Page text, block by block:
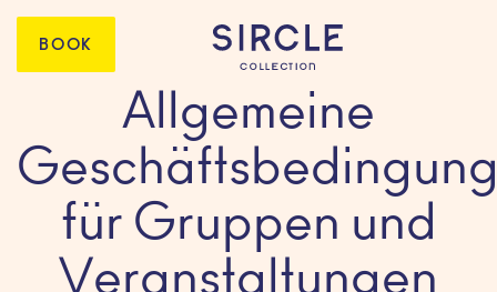
BOOK
Allgemeine
für Gruppen und